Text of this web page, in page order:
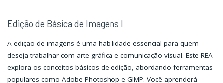
Edição de Básica de Imagens I
A edição de imagens é uma habilidade essencial para quem
deseja trabalhar com arte gráfica e comunicação visual. Este REA
explora os conceitos básicos de edição, abordando ferramentas
populares como Adobe Photoshop e GIMP. Você aprenderá